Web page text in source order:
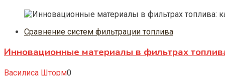
Сравнение систем фильтрации топлива
Инновационные материалы в фильтрах
Василиса Шторм0